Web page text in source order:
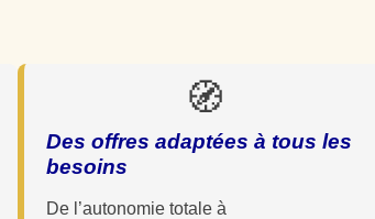
🧭
Des offres adaptées à tous les
besoins
De l’autonomie totale à